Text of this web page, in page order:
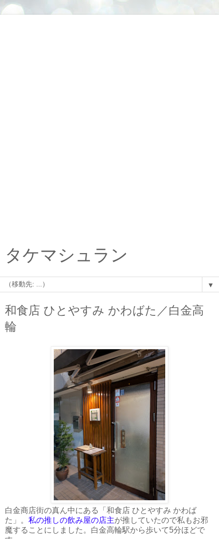
タケマシュラン
▼
和食店 ひとやすみ かわばた／白金高
輪
白金商店街の真ん中にある「和食店 ひとやすみ かわば
た」。 私の推しの飲み屋の店主が推していたので私もお邪
魔することにしました。白金高輪駅から歩いて5分ほどで